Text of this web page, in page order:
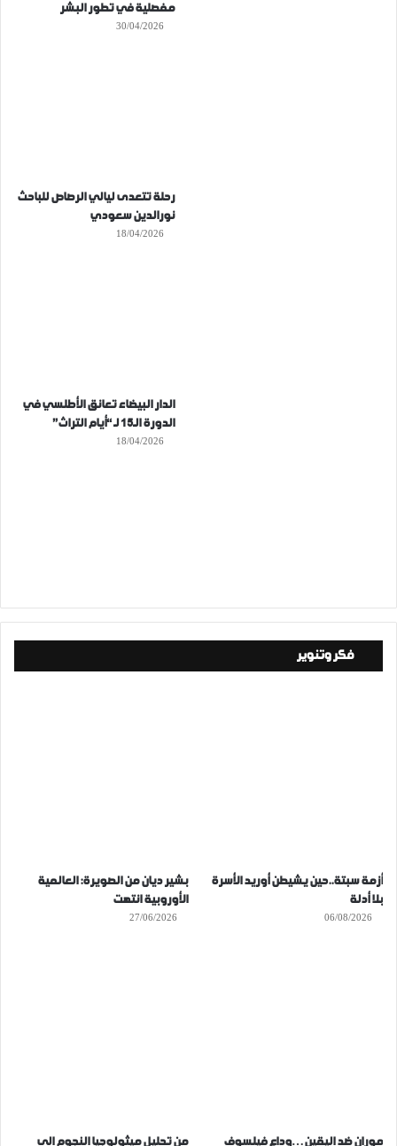
مفصلية في تطور البشر
30/04/2026
رحلة تتعدى ليالي الرصاص للباحث
نورالدين سعودي
18/04/2026
الدار البيضاء تعانق الأطلسي في
الدورة الـ15 لـ “أيام التراث”
18/04/2026
فكر وتنوير
أزمة سبتة..حين يشيطن أوريد الأسرة
بلا أدلة
06/08/2026
بشير ديان من الصويرة: العالمية
الأوروبية انتهت
27/06/2026
موران ضد اليقين…وداع فيلسوف من تحليل ميثولوجيا النجوم الى